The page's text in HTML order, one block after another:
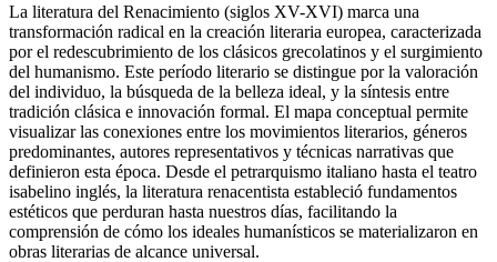
La literatura del Renacimiento (siglos XV-XVI) marca una
transformación radical en la creación literaria europea, caracterizada
por el redescubrimiento de los clásicos grecolatinos y el surgimiento
del humanismo. Este período literario se distingue por la valoración
del individuo, la búsqueda de la belleza ideal, y la síntesis entre
tradición clásica e innovación formal. El mapa conceptual permite
visualizar las conexiones entre los movimientos literarios, géneros
predominantes, autores representativos y técnicas narrativas que
definieron esta época. Desde el petrarquismo italiano hasta el teatro
isabelino inglés, la literatura renacentista estableció fundamentos
estéticos que perduran hasta nuestros días, facilitando la
comprensión de cómo los ideales humanísticos se materializaron en
obras literarias de alcance universal.